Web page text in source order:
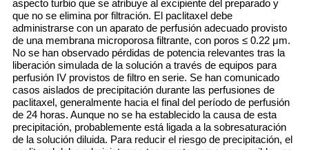
aspecto turbio que se atribuye al excipiente del preparado y
que no se elimina por filtración. El paclitaxel debe
administrarse con un aparato de perfusión adecuado provisto
de una membrana microporosa filtrante, con poros ≤ 0.22 μm.
No se han observado pérdidas de potencia relevantes tras la
liberación simulada de la solución a través de equipos para
perfusión IV provistos de filtro en serie. Se han comunicado
casos aislados de precipitación durante las perfusiones de
paclitaxel, generalmente hacia el final del período de perfusión
de 24 horas. Aunque no se ha establecido la causa de esta
precipitación, probablemente está ligada a la sobresaturación
de la solución diluida. Para reducir el riesgo de precipitación, el